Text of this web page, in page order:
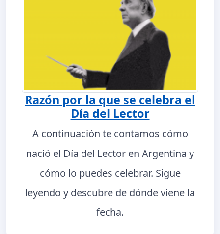
Razón por la que se celebra el
Día del Lector
A continuación te contamos cómo
nació el Día del Lector en Argentina y
cómo lo puedes celebrar. Sigue
leyendo y descubre de dónde viene la
fecha.